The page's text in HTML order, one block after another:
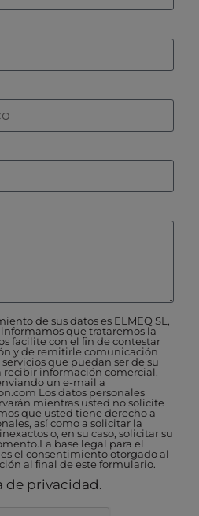
de sus datos es ELMEQ SL,
informamos que trataremos la
facilite con el ﬁn de contestar
y de remitirle comunicación
que puedan ser de su
recibir información comercial,
un e-mail a
Los datos personales
mientras usted no solicite
que usted tiene derecho a
así como a solicitar la
o, en su caso, solicitar su
base legal para el
el consentimiento otorgado al
al ﬁnal de este formulario.
de privacidad.